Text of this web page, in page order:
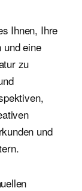
Ihnen, Ihre
und eine
zu
und